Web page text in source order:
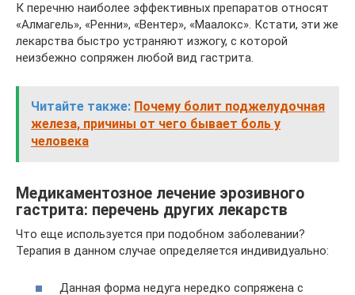
К перечню наиболее эффективных препаратов относят
«Алмагель», «Ренни», «Вентер», «Маалокс». Кстати, эти же
лекарства быстро устраняют изжогу, с которой
неизбежно сопряжен любой вид гастрита.
Читайте также: Почему болит поджелудочная
железа, причины от чего бывает боль у
человека
Медикаментозное лечение эрозивного
гастрита: перечень других лекарств
Что еще используется при подобном заболевании?
Терапия в данном случае определяется индивидуально:
Данная форма недуга нередко сопряжена с